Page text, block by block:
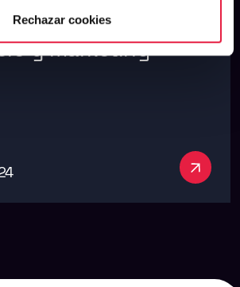
Rechazar cookies
de estrategia
y marketing
Ver